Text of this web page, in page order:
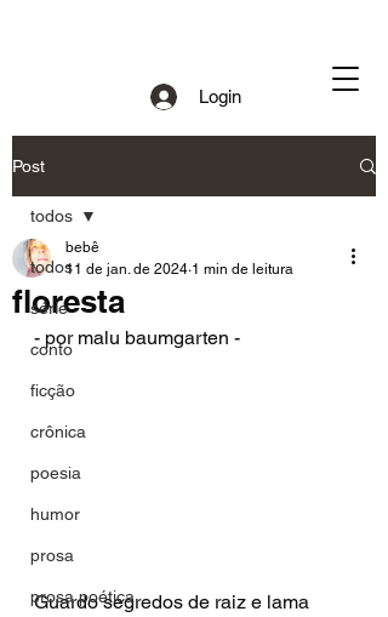
Login
Post
todos
série
conto
ficção
crônica
poesia
humor
prosa
prosa poética
todos
floresta
bebê
11 de jan. de 2024 1 min de leitura
- por malu baumgarten -
Guardo segredos de raiz e lama